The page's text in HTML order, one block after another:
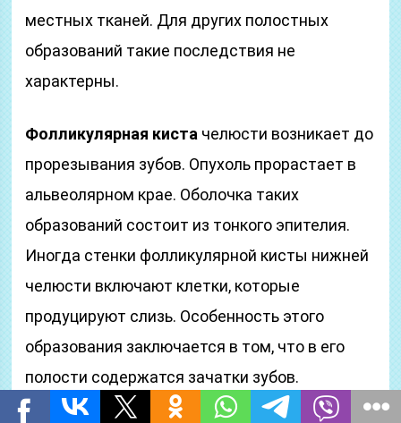
местных тканей. Для других полостных
образований такие последствия не
характерны.
Фолликулярная киста челюсти возникает до
прорезывания зубов. Опухоль прорастает в
альвеолярном крае. Оболочка таких
образований состоит из тонкого эпителия.
Иногда стенки фолликулярной кисты нижней
челюсти включают клетки, которые
продуцируют слизь. Особенность этого
образования заключается в том, что в его
полости содержатся зачатки зубов.